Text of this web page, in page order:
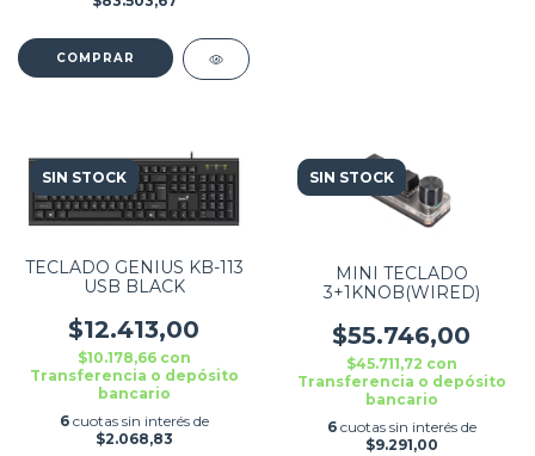
SIN STOCK
TECLADO GENIUS KB-113
USB BLACK
$12.413,00
$10.178,66 con
Transferencia o depósito
bancario
6 cuotas sin interés de
$2.068,83
SIN STOCK
MINI TECLADO
3+1KNOB(WIRED)
$55.746,00
$45.711,72 con
Transferencia o depósito
bancario
6 cuotas sin interés de
$9.291,00